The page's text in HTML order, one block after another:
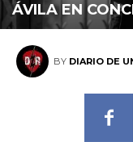
ÁVILA EN
BY DIARIO DE